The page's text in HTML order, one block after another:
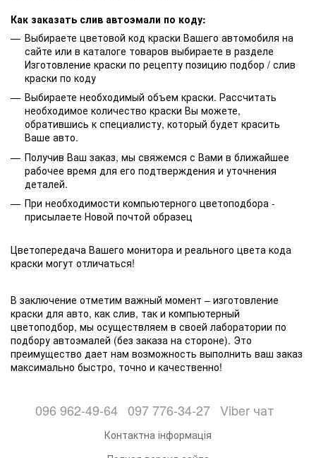
Как заказать слив автоэмали по коду:
Выбираете цветовой код краски Вашего автомобиля на
сайте или в каталоге товаров выбираете в разделе
Изготовление краски по рецепту позицию подбор / слив
краски по коду
Выбираете необходимый объем краски. Рассчитать
необходимое количество краски Вы можете,
обратившись к специалисту, который будет красить
Ваше авто.
Получив Ваш заказ, мы свяжемся с Вами в ближайшее
рабочее время для его подтверждения и уточнения
деталей.
При необходимости компьютерного цветоподбора -
присылаете Новой почтой образец
Цветопередача Вашего монитора и реального цвета кода
краски могут отличаться!
В заключение отметим важный момент – изготовление
краски для авто, как слив, так и компьютерный
цветоподбор, мы осуществляем в своей лаборатории по
подбору автоэмалей (без заказа на стороне). Это
преимущество дает нам возможность выполнить ваш заказ
максимально быстро, точно и качественно!
096 962-49-64 097 776-34-27 Viber чат
Контактна інформація